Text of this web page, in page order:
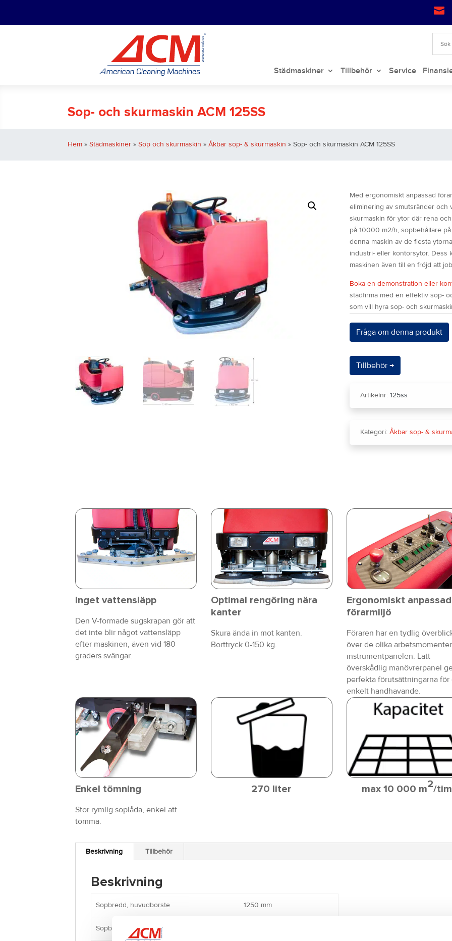

Städmaskiner Tillbehör Service
Sop- och skurmaskin ACM 125SS
Hem »Städmaskiner »Sop och skurmaskin »Åkbar sop- & skurmaskin » Sop- och skurmaskin ACM 125SS
Med ergonomiskt anpassad
eliminering av smutsränder och
skurmaskin för ytor där rena
på 10000 m2/h, sopbehållare
denna maskin av de flesta
industri- eller kontorsytor. Dess
maskinen även till en fröjd att
Boka en demonstration eller
städfirma med en effektiv sop-
som vill hyra sop- och
Fråga om denna produkt
Tillbehör →
Artikelnr: 125ss
Kategori: Åkbar sop- &
Inget vattensläpp
Den V-formade sugskrapan gör att
det inte blir något vattensläpp
efter maskinen, även vid 180
graders svängar.
Optimal rengöring nära
kanter
Skura ända in mot kanten.
Borttryck 0-150 kg.
Ergonomiskt anpassad
förarmiljö
Föraren har en tydlig
över de olika
instrumentpanelen. Lätt
överskådlig manövrerpanel
perfekta förutsättningarna för
enkelt handhavande.
Enkel tömning
Stor rymlig soplåda, enkel att
tömma.
270 liter max 10 000 m2/tim
Beskrivning Tillbehör
Beskrivning
Sopbredd, huvudborste 1250 mm
Sopbehållare